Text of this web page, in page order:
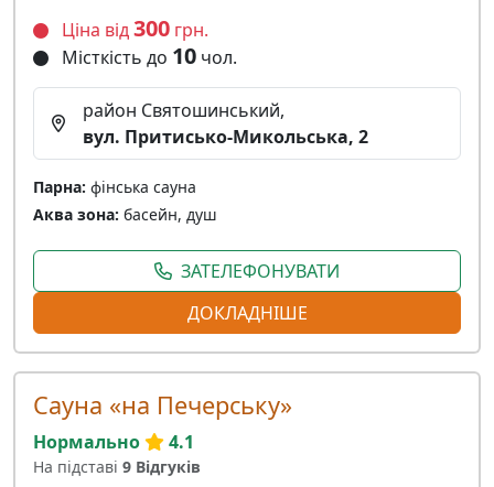
Ціна від300 грн.
Місткість до 10 чол.
район Святошинський,
вул. Притисько-Микольська, 2
Парна: фінська сауна
Аква зона: басейн, душ
ЗАТЕЛЕФОНУВАТИ
ДОКЛАДНІШЕ
Сауна «на Печерську»
Нормально 4.1
На підставі 9 Відгуків